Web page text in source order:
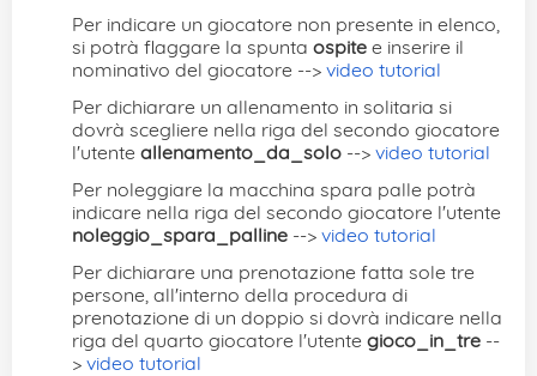
Per indicare un giocatore non presente in elenco,
si potrà flaggare la spunta ospite e inserire il
nominativo del giocatore --> video tutorial
Per dichiarare un allenamento in solitaria si
dovrà scegliere nella riga del secondo giocatore
l'utente allenamento_da_solo --> video tutorial
Per noleggiare la macchina spara palle potrà
indicare nella riga del secondo giocatore l'utente
noleggio_spara_palline --> video tutorial
Per dichiarare una prenotazione fatta sole tre
persone, all'interno della procedura di
prenotazione di un doppio si dovrà indicare nella
riga del quarto giocatore l'utente gioco_in_tre --
> video tutorial